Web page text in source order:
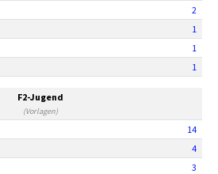
2
1
1
1
F2-Jugend
(Vorlagen)
14
4
3